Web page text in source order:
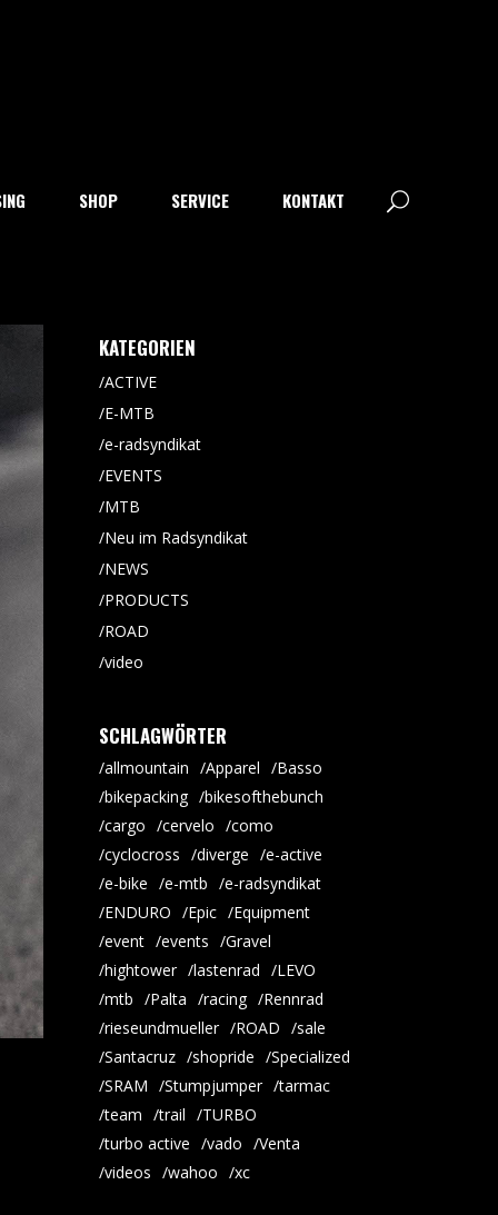
SHOP SERVICE KONTAKT
KATEGORIEN
ACTIVE
E-MTB
e-radsyndikat
EVENTS
MTB
Neu im Radsyndikat
NEWS
PRODUCTS
ROAD
video
SCHLAGWÖRTER
allmountain Apparel
Basso
bikepacking
bikesofthebunch
cargo
cervelo
como
cyclocross
diverge
e-active
e-bike
e-mtb
e-radsyndikat
ENDURO
Epic
Equipment
event
events
Gravel
hightower
lastenrad
LEVO
mtb
Palta racing
Rennrad
rieseundmueller
ROAD
sale
Santacruz
shopride
Specialized
SRAM
Stumpjumper
tarmac
team
trail
TURBO
turbo active
vado
Venta
videos
wahoo xc